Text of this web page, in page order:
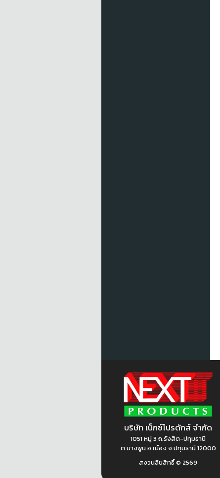
บริษัท เน็กซ์โปรดักส์ จำกัด
1051 หมู่ 3 ถ.รังสิต-ปทุมธานี
ต.บางพูน อ.เมือง จ.ปทุมธานี 12000
สงวนลิขสิทธิ์ © 2569